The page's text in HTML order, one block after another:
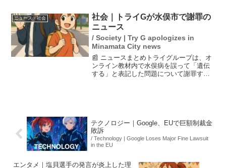
り、特に食料品の価格上昇を考慮した結
果だ。...
ニュース・社会
社会｜トライGが水俣市で謝罪の
ニュース
/ Society | Try G apologizes in
Minamata City news
📰 ニュースまとめトライグループは、オ
ンライン教材内で水俣病を誤って「遺伝
する」と表記した問題について謝罪する
テクノロジー｜Google、EUで巨額制裁金
敗訴
/ Technology | Google Loses Major Fine Lawsuit
in the EU
エンタメ｜塩貝選手の発言が炎上した理